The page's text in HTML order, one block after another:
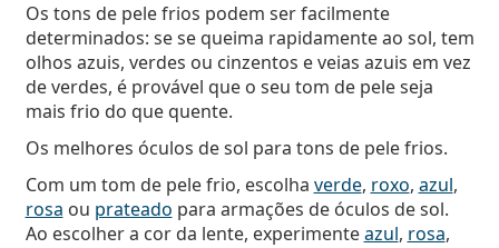
Os tons de pele frios podem ser facilmente
determinados: se se queima rapidamente ao sol, tem
olhos azuis, verdes ou cinzentos e veias azuis em vez
de verdes, é provável que o seu tom de pele seja
mais frio do que quente.
Os melhores óculos de sol para tons de pele frios.
Com um tom de pele frio, escolha verde, roxo, azul,
rosa ou prateado para armações de óculos de sol.
Ao escolher a cor da lente, experimenteazul, rosa,